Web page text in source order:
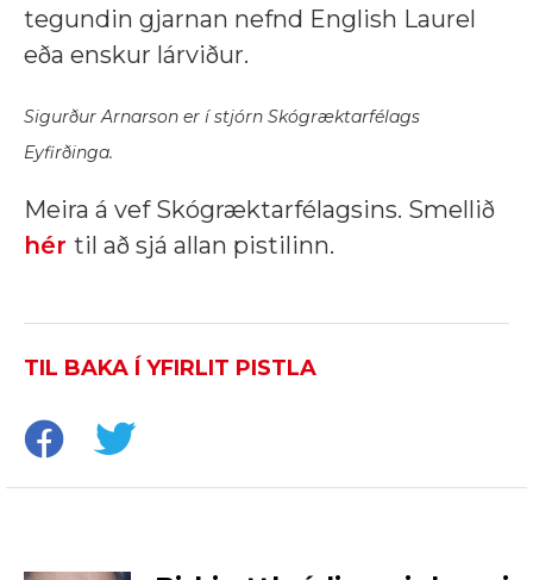
tegundin gjarnan nefnd English Laurel
eða enskur lárviður.
Sigurður Arnarson er í stjórn Skógræktarfélags
Eyfirðinga.
Meira á vef Skógræktarfélagsins. Smellið
hér til að sjá allan pistilinn.
TIL BAKA Í YFIRLIT PISTLA